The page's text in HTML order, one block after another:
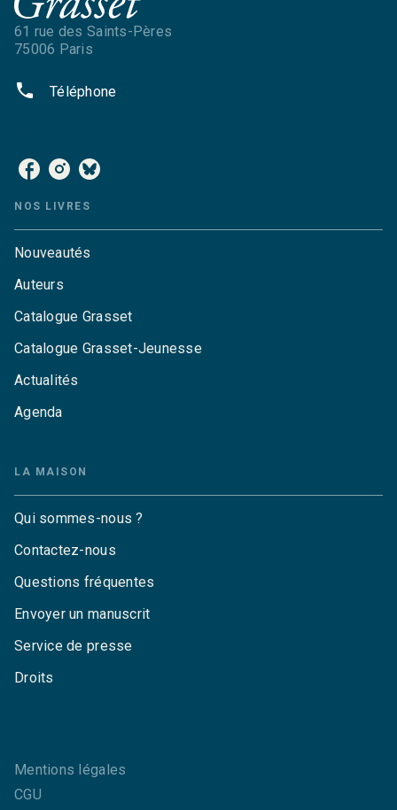
61 rue des Saints-Pères
75006 Paris
phone Téléphone
NOS LIVRES
Nouveautés
Auteurs
Catalogue Grasset
Catalogue Grasset-Jeunesse
Actualités
Agenda
LA MAISON
Qui sommes-nous ?
Contactez-nous
Questions fréquentes
Envoyer un manuscrit
Service de presse
Droits
Mentions légales
CGU